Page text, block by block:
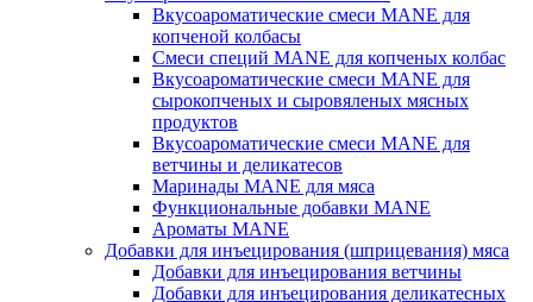
Вкусоароматические смеси MANE для
копченой колбасы
Смеси специй MANE для копченых колбас
Вкусоароматические смеси MANE для
сырокопченых и сыровяленых мясных
продуктов
Вкусоароматические смеси MANE для
ветчины и деликатесов
Маринады MANE для мяса
Функциональные добавки MANE
Ароматы MANE
Добавки для инъецирования (шприцевания) мяса
Добавки для инъецирования ветчины
Добавки для инъецирования деликатесных